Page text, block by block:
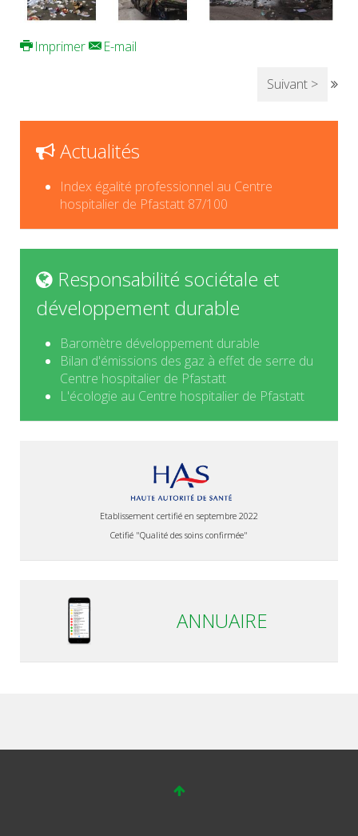
Imprimer E-mail
Suivant >
Actualités
Index égalité professionnel au Centre
hospitalier de Pfastatt 87/100
Responsabilité sociétale et
développement durable
Baromètre développement durable
Bilan d'émissions des gaz à effet de serre du
Centre hospitalier de Pfastatt
L'écologie au Centre hospitalier de Pfastatt
Etablissement certifié en septembre 2022
Cetifié "Qualité des soins confirmée"
ANNUAIRE